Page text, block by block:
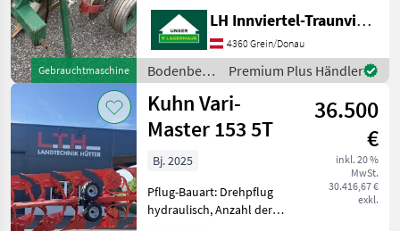
Gebrauchtmaschine
>Vorschäler (1 Stk. fehlt)
>Scheibensech
>Doppeltastrad
>Rahmenhöhe 65 cm
>Körperabstand 80 cm
Bodenbearbeitung
LH Innviertel-Traunviertel-Urfahr
4360 Grein/Donau
Bodenbearbeitung
/ Regent
Premium Plus Händler
Kuhn Vari-
Master 153 5T
36.500
€
inkl. 20 %
MwSt.
30.416,67 €
exkl.
Bj. 2025
Pflug-Bauart: Drehpflug
hydraulisch, Anzahl der